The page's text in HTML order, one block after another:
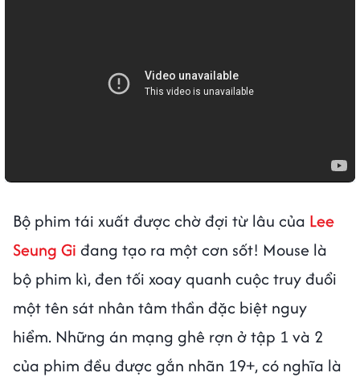
Bộ phim tái xuất được chờ đợi từ lâu của Lee
Seung Gi đang tạo ra một cơn sốt! Mouse là
bộ phim kì, đen tối xoay quanh cuộc truy đuổi
một tên sát nhân tâm thần đặc biệt nguy
hiểm. Những án mạng ghê rợn ở tập 1 và 2
của phim đều được gắn nhãn 19+, có nghĩa là